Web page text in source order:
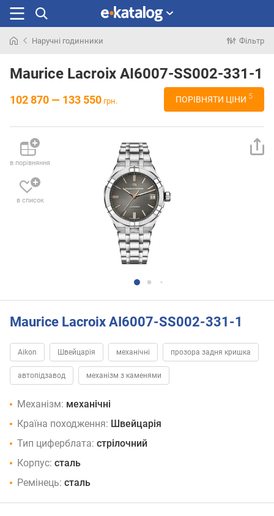
раніше
Наручні годинники Фільтр
Maurice Lacroix AI6007-SS002-331-1
102 870 — 133 550 грн. ПОРІВНЯТИ ЦІНИ 5
в порівняння
в список
Maurice Lacroix AI6007-SS002-331-1
Aikon Швейцарія механічні прозора задня кришка
автопідзавод механізм з каменями
Механізм: механічні
Країна походження: Швейцарія
Тип циферблата: стрілочний
Корпус: сталь
Ремінець: сталь